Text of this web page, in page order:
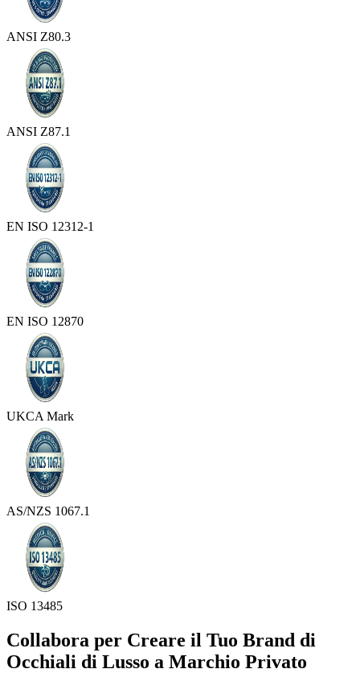
ANSI Z80.3
ANSI Z87.1
EN ISO 12312-1
EN ISO 12870
UKCA Mark
AS/NZS 1067.1
ISO 13485
Collabora per Creare il Tuo Brand di
Occhiali di Lusso a Marchio Privato